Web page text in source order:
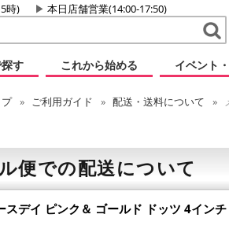
時) 本日店舗営業(14:00-17:50)
す
これから始める イベント
プ ご利用ガイド 配送・送料について
便での配送について
スデイ ピンク＆ ゴールド ドッツ 4インチ